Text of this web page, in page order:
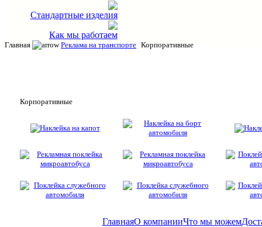
Стандартные изделия
Как мы работаем
Главная Реклама на транспорте Корпоративные
Корпоративные
ГлавнаяО компанииЧто мы можем